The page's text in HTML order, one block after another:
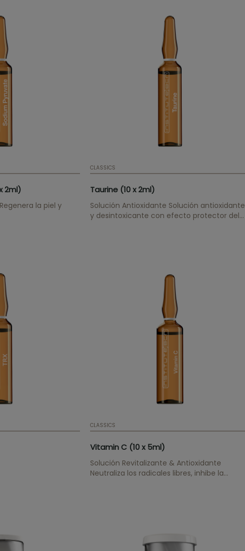
2ml)
CLASSICS
Taurine (10 x 2ml)
Solución Antioxidante Solución antioxidante
y desintoxicante con efecto protector del
CLASSICS
Vitamin C (10 x 5ml)
Solución Revitalizante & Antioxidante
Neutraliza los radicales libres, inhibe la